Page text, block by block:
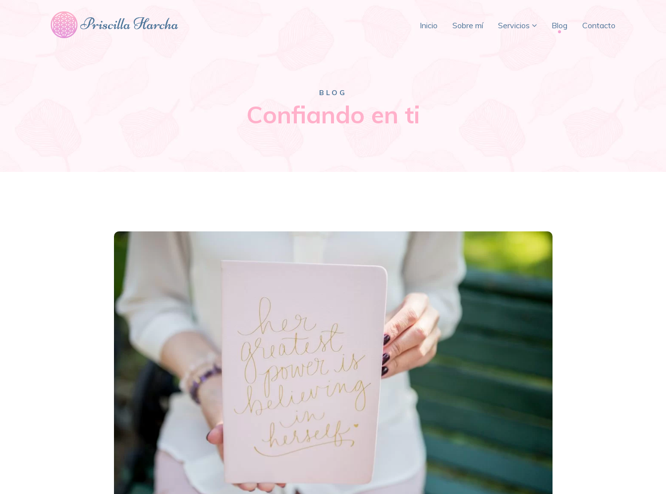
Inicio Sobre mí Servicios Blog Contacto
BLOG
Confiando en ti